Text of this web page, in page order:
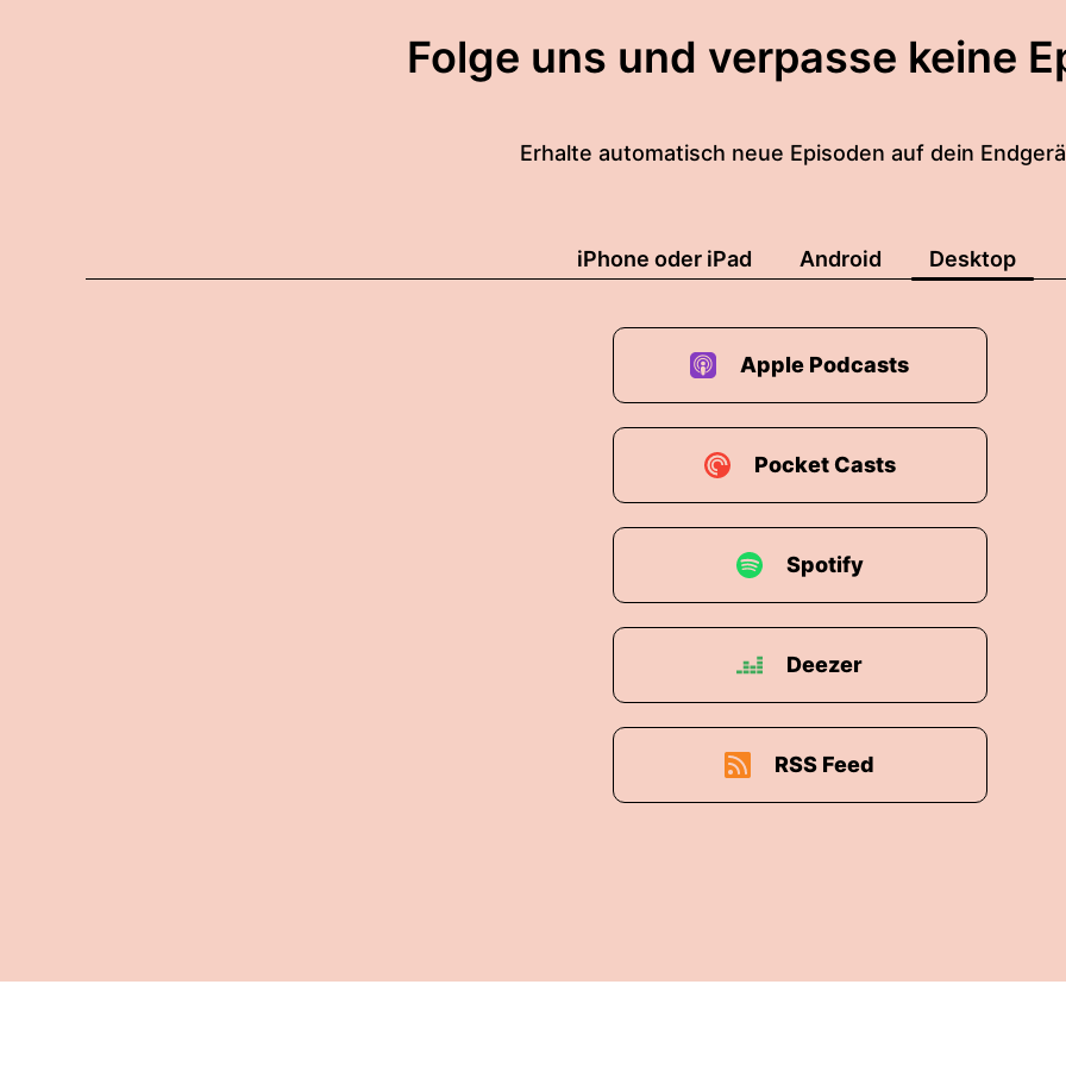
Folge uns und verpasse keine
Erhalte automatisch neue Episoden auf dein
iPhone oder iPad Android Desktop
Apple Podcasts
Pocket Casts
Spotify
Deezer
RSS Feed